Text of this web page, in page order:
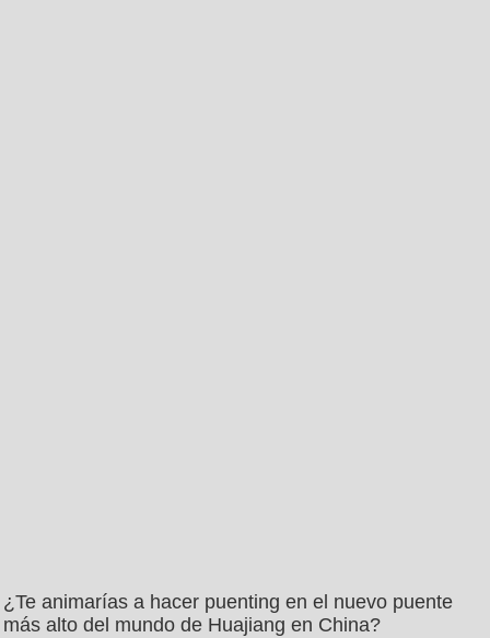
¿Te animarías a hacer puenting en el nuevo puente
más alto del mundo de Huajiang en China?